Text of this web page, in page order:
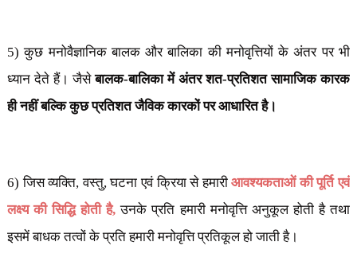
5) कुछ मनोवैज्ञानिक बालक और बालिका की मनोवृत्तियों के अंतर पर भी
ध्यान देते हैं। जैसेबालक-बालिका में अंतर शत-प्रतिशत सामाजिक कारक
ही नहीं बल्कि कुछ प्रतिशत जैविक कारकों पर आधारित है।
6) जिस व्यक्ति,वस्तु,घटना एवं क्रिया से हमारीआवश्यकताओं की पूर्ति एवं
लक्ष्य की सिद्धि होती है, उनके प्रति हमारी मनोवृत्ति अनुकूल होती है तथा
इसमें बाधक तत्वों के प्रति हमारी मनोवृत्ति प्रतिकूल हो जाती है।